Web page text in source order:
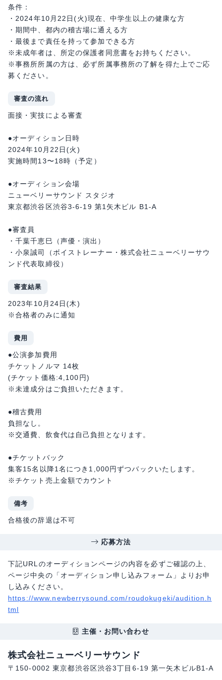
条件：
・2024年10月22日(火)現在、中学生以上の健康な方
・期間中、都内の稽古場に通える方
・最後まで責任を持って参加できる方
※未成年者は、所定の保護者同意書をお持ちください。
※事務所所属の方は、必ず所属事務所の了解を得た上でご応
募ください。
審査の流れ
面接・実技による審査
●オーディション日時
2024年10月22日(火)
実施時間13〜18時（予定）
●オーディション会場
ニューベリーサウンド スタジオ
東京都渋谷区渋谷3-6-19 第1矢木ビル B1-A
●審査員
・千葉千恵巳（声優・演出）
・小泉誠司（ボイストレーナー・株式会社ニューベリーサウ
ンド代表取締役）
審査結果
2023年10月24日(木)
※合格者のみに通知
費用
●公演参加費用
チケットノルマ 14枚
(チケット価格:4,100円)
※未達成分はご負担いただきます。
●稽古費用
負担なし。
※交通費、飲食代は自己負担となります。
●チケットバック
集客15名以降1名につき1,000円ずつバックいたします。
※チケット売上金額でカウント
備考
合格後の辞退は不可
応募方法
下記URLのオーディションページの内容を必ずご確認の上、
ページ中央の「オーディション申し込みフォーム」よりお申
し込みください。
https://www.newberrysound.com/roudokugeki/audition.h
tml
主催・お問い合わせ
株式会社ニューベリーサウンド
〒150-0002 東京都渋谷区渋谷3丁目6-19 第一矢木ビルB1-A